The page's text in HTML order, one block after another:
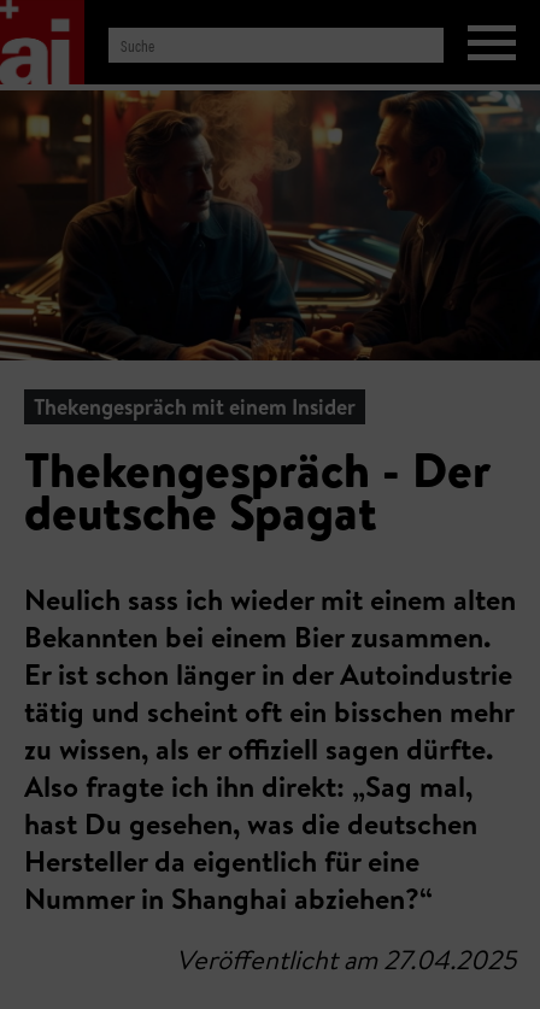
Thekengespräch mit einem Insider
Thekengespräch - Der
deutsche Spagat
Neulich sass ich wieder mit einem alten
Bekannten bei einem Bier zusammen.
Er ist schon länger in der Autoindustrie
tätig und scheint oft ein bisschen mehr
zu wissen, als er offiziell sagen dürfte.
Also fragte ich ihn direkt: „Sag mal,
hast Du gesehen, was die deutschen
Hersteller da eigentlich für eine
Nummer in Shanghai abziehen?“
Veröffentlicht am 27.04.2025